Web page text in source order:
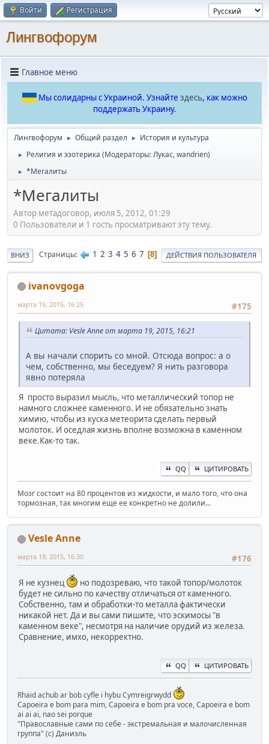
Войти Регистрация
Лингвофорум
Главное меню
Мы солидарны с Украиной. Узнайте здесь, как можно
поддержать Украину.
Лингвофорум ► Общий раздел ► История и культура
► Религия и эзотерика (Модераторы:Лукас,wandrien)
► *Мегалиты
*Мегалиты
Автор метадоговор, июля 5, 2012, 01:29
0 Пользователи и 1 гость просматривают эту тему.
ВНИЗ Страницы 1 2 3 4 5 6 7 8 ДЕЙСТВИЯ ПОЛЬЗОВАТЕЛЯ
ivanovgoga
#175
марта 19, 2015, 16:25
Цитата: Vesle Anne от марта 19, 2015, 16:21
А вы начали спорить со мной. Отсюда вопрос: а о
чем, собственно, мы беседуем? Я нить разговора
явно потеряла
Я просто выразил мысль, что металлический топор не
намного сложнее каменного. И не обязательно знать
химию, чтобы из куска метеорита сделать первый
молоток. И оседлая жизнь вполне возможна в каменном
веке.Как-то так.
QQ ЦИТИРОВАТЬ
Мозг состоит на 80 процентов из жидкости, и мало того, что она
тормозная, так многим еще ее конкретно не долили...
Vesle Anne
#176
марта 19, 2015, 16:30
Я не кузнец
но подозреваю, что такой топор/молоток
будет не сильно по качеству отличаться от каменного.
Собственно, там и обработки-то металла фактически
никакой нет. Да и вы сами пишите, что эскимосы "в
каменном веке", несмотря на наличие орудий из железа.
Сравнение, имхо, некорректно.
QQ ЦИТИРОВАТЬ
Rhaid achub ar bob cyfle i hybu Cymreigrwydd
Capoeira e bom para mim, Capoeira e bom pra voce, Capoeira e bom
ai ai ai, nao sei porque
"Православные сами по себе - экстремальная и малочисленная
группа" (с) Даниэль